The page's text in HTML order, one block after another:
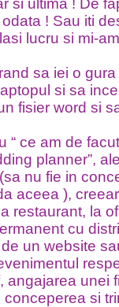
si ultima ! De
! Sau iti
lucru si mi-
sa iei o
si sa
fisier word si
“ ce am de
planner”,
nu fie in
aceea ),
restaurant, la
cu
un website
angajarea unei
si